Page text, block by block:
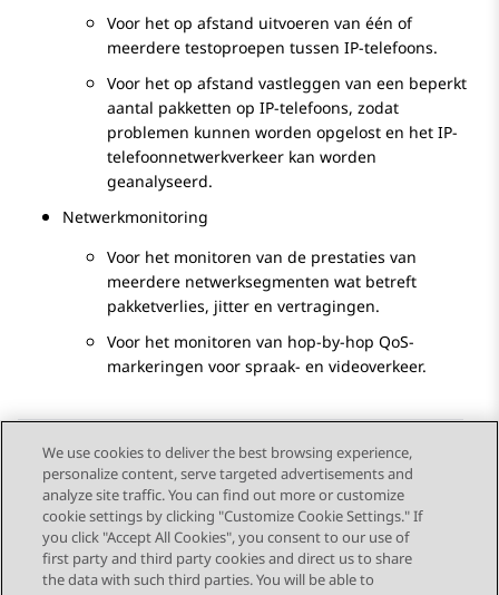
Voor het op afstand uitvoeren van één of
meerdere testoproepen tussen IP-telefoons.
Voor het op afstand vastleggen van een beperkt
aantal pakketten op IP-telefoons, zodat
problemen kunnen worden opgelost en het IP-
telefoonnetwerkverkeer kan worden
geanalyseerd.
Netwerkmonitoring
Voor het monitoren van de prestaties van
meerdere netwerksegmenten wat betreft
pakketverlies, jitter en vertragingen.
Voor het monitoren van hop-by-hop QoS-
markeringen voor spraak- en videoverkeer.
Send Feedback
Vorig onderwerp Volgend onderwerp
We use cookies to deliver the best browsing experience,
personalize content, serve targeted advertisements and
analyze site traffic. You can find out more or customize
cookie settings by clicking "Customize Cookie Settings." If
you click "Accept All Cookies", you consent to our use of
first party and third party cookies and direct us to share
the data with such third parties. You will be able to